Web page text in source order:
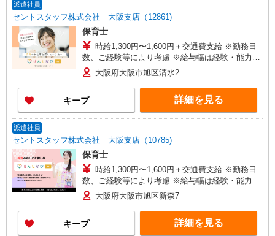
派遣社員
セントスタッフ株式会社 大阪支店（12861)
保育士
時給1,300円〜1,600円＋交通費支給 ※勤務日
数、ご経験等により考慮 ※給与幅は経験・能力に
よる 大阪府大阪市旭区清水2
キープ 詳細を見る
派遣社員
セントスタッフ株式会社 大阪支店（10785)
保育士
時給1,300円〜1,600円＋交通費支給 ※勤務日
数、ご経験等により考慮 ※給与幅は経験・能力に
よる 大阪府大阪市旭区新森7
キープ 詳細を見る